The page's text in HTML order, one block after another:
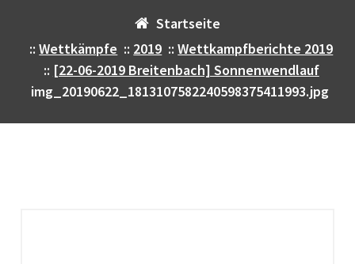
Startseite
::Wettkämpfe :: 2019 ::Wettkampfberichte 2019
:: [22-06-2019 Breitenbach] Sonnenwendlauf
img_20190622_1813107582240598375411993.jpg